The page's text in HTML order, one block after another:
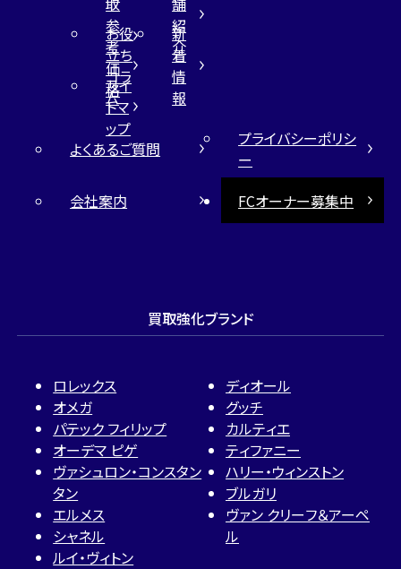
参
考
価
格
紹
介
お役
立ち
コラ
ム
新
着
情
報
サイ
トマ
ップ
よくあるご質問
プライバシーポリシ
ー
会社案内
FCオーナー募集中
買取強化ブランド
ロレックス
オメガ
パテック フィリップ
オーデマ ピゲ
ヴァシュロン・コンスタン
タン
エルメス
シャネル
ルイ・ヴィトン
ディオール
グッチ
カルティエ
ティファニー
ハリー・ウィンストン
ブルガリ
ヴァン クリーフ＆アーペ
ル